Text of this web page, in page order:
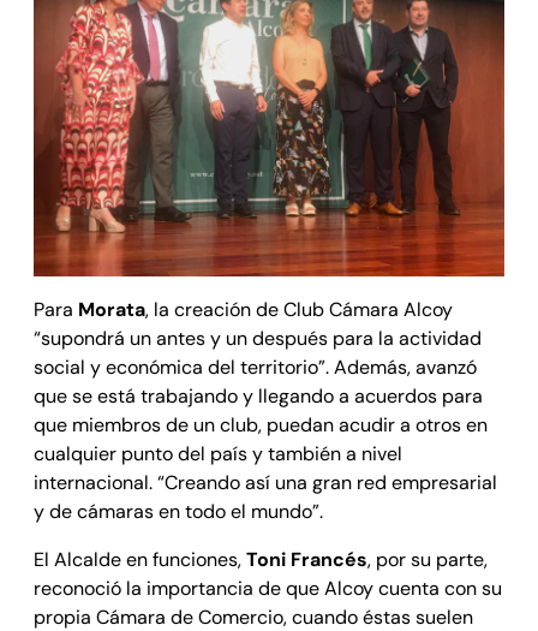
Para Morata, la creación de Club Cámara Alcoy
“supondrá un antes y un después para la actividad
social y económica del territorio”. Además, avanzó
que se está trabajando y llegando a acuerdos para
que miembros de un club, puedan acudir a otros en
cualquier punto del país y también a nivel
internacional. “Creando así una gran red empresarial
y de cámaras en todo el mundo”.
El Alcalde en funciones,Toni Francés, por su parte,
reconoció la importancia de que Alcoy cuenta con su
propia Cámara de Comercio, cuando éstas suelen